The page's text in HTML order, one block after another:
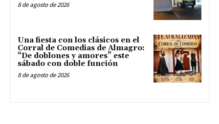
8 de agosto de 2026
Una fiesta con los clásicos en el
Corral de Comedias de Almagro:
“De doblones y amores” este
sábado con doble función
8 de agosto de 2026